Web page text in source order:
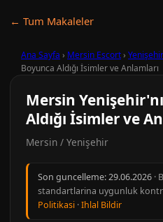
← Tum Makaleler
Ana Sayfa › Mersin Escort› Yenişehir
Boyunca Aldığı İsimler ve Anlamları
Mersin
Aldığı İsimler ve
Mersin / Yenişehir
Son guncelleme:29.06.2026 ·
standartlarina uygunluk
Politikasi ·Ihlal Bildir